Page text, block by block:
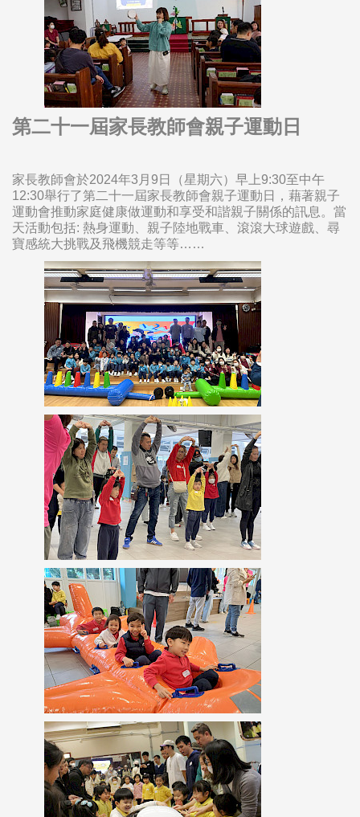
第二十一屆家長教師會親子運動日
家長教師會於2024年3 月 9 日（星期六）早上9:30至中午
12:30舉行了第二十一屆家長教師會親子運動日，藉著親子
運動會推動家庭健康做運動和享受和諧親子關係的訊息。當
天活動包括: 熱身運動、親子陸地戰車、滾滾大球遊戲 、尋
寶感統大挑戰及飛機競走等等……